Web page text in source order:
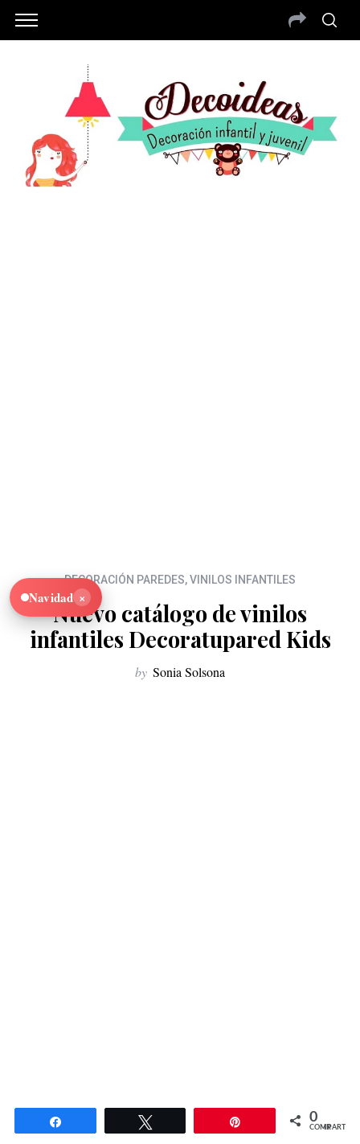
DECORACIÓN PAREDES,VINILOS INFANTILES
Nuevo catálogo de vinilos
infantiles Decoratupared Kids
by Sonia Solsona
0
COMPARTIR
Navidad ×